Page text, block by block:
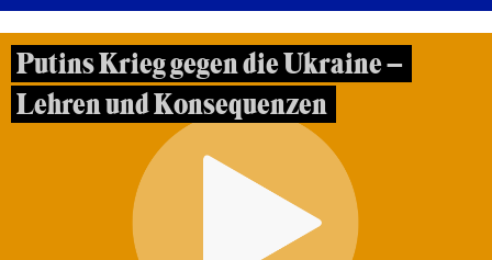
Putins Krieg gegen die Ukraine –
Lehren und Konsequenzen